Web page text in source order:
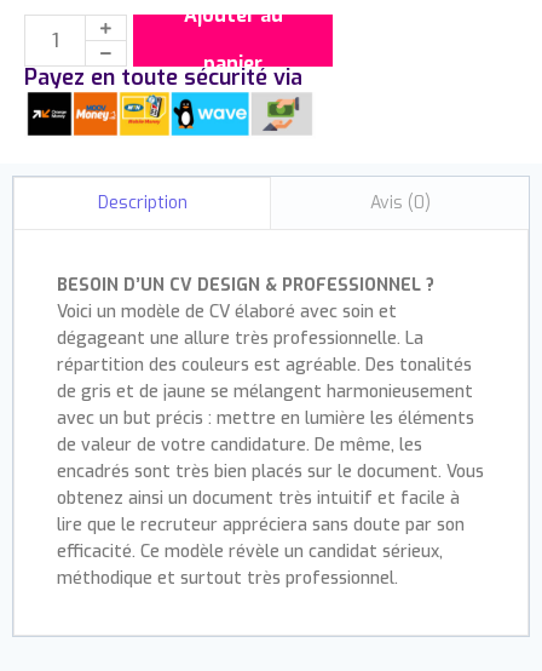
Ajouter au
panier
Payez en toute sécurité via
Description Avis (0)
BESOIN D’UN CV DESIGN & PROFESSIONNEL ?
Voici un modèle de CV élaboré avec soin et
dégageant une allure très professionnelle. La
répartition des couleurs est agréable. Des tonalités
de gris et de jaune se mélangent harmonieusement
avec un but précis : mettre en lumière les éléments
de valeur de votre candidature. De même, les
encadrés sont très bien placés sur le document. Vous
obtenez ainsi un document très intuitif et facile à
lire que le recruteur appréciera sans doute par son
efficacité. Ce modèle révèle un candidat sérieux,
méthodique et surtout très professionnel.